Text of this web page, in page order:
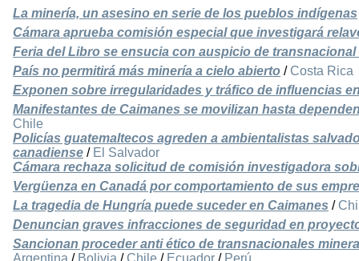
La minería, un asesino en serie de los pueblos indígenas
Cámara aprueba comisión especial que investigará
Feria del Libro se ensucia con auspicio de
País no permitirá más minería a cielo abierto / Costa Rica
Exponen sobre irregularidades y tráfico de influencias
Manifestantes de Caimanes se movilizan hasta
Chile
Policías guatemaltecos agreden a ambientalistas
canadiense / El Salvador
Cámara rechaza solicitud de comisión investigadora
Vergüenza en Canadá por comportamiento de sus
La tragedia de Hungría puede suceder en Caimanes /
Denuncian graves infracciones de seguridad en
Sancionan proceder anti ético de transnacionales